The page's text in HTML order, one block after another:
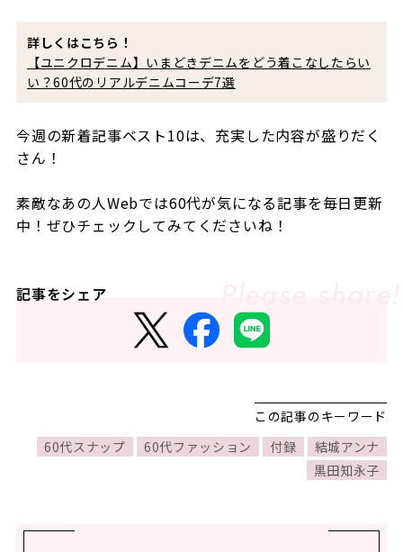
詳しくはこちら！
【ユニクロデニム】いまどきデニムをどう着こなしたらい
い？60代のリアルデニムコーデ7選
今週の新着記事ベスト10は、充実した内容が盛りだく
さん！
素敵なあの人Webでは60代が気になる記事を毎日更新
中！ぜひチェックしてみてくださいね！
記事をシェア
この記事のキーワード
60代スナップ
60代ファッション 付録
結城アンナ
黒田知永子